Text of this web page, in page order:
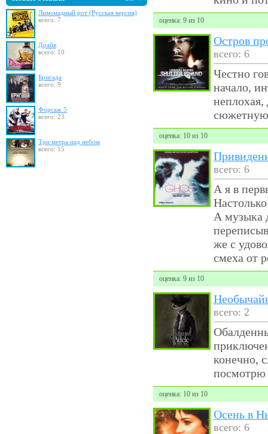
Лимонадный рот (Русская версия)
всего: 7
Драйв
всего: 10
Бригада
всего: 9
Форсаж 5
всего: 23
Три метра над небом
всего: 15
оценка: 9 из 10
Остров
всего: 6
Честно
начало,
оценка: 10 из 10
всего: 6
А я в
А музыка
же с
смеха от
оценка: 9 из 10
всего: 2
конечно,
посмотрю
оценка: 10 из 10
Осень в
всего: 6